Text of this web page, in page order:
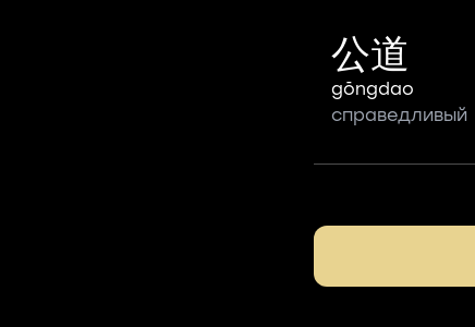
公道
gōngdao
справедливый